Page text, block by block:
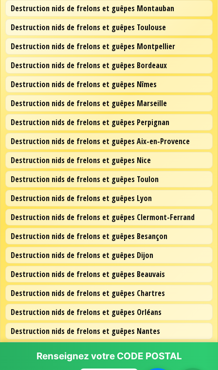
Destruction nids de frelons et guêpes Montauban
Destruction nids de frelons et guêpes Toulouse
Destruction nids de frelons et guêpes Montpellier
Destruction nids de frelons et guêpes Bordeaux
Destruction nids de frelons et guêpes Nîmes
Destruction nids de frelons et guêpes Marseille
Destruction nids de frelons et guêpes Perpignan
Destruction nids de frelons et guêpes Aix-en-Provence
Destruction nids de frelons et guêpes Nice
Destruction nids de frelons et guêpes Toulon
Destruction nids de frelons et guêpes Lyon
Destruction nids de frelons et guêpes Clermont-Ferrand
Destruction nids de frelons et guêpes Besançon
Destruction nids de frelons et guêpes Dijon
Destruction nids de frelons et guêpes Beauvais
Destruction nids de frelons et guêpes Chartres
Destruction nids de frelons et guêpes Orléans
Destruction nids de frelons et guêpes Nantes
Destruction nids de frelons et guêpes Lille
Renseignez votre CODE POSTAL